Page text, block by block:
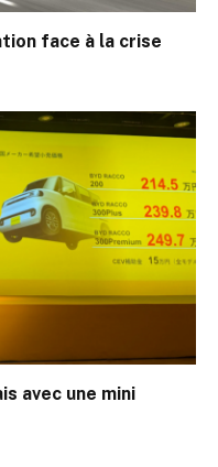
face à la crise
avec une mini